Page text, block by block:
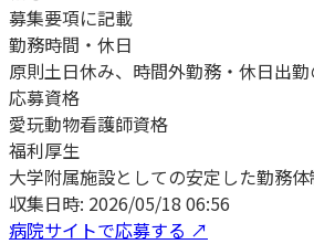
募集要項に記載
勤務時間・休日
原則土日休み、時間外勤務・休日出
応募資格
愛玩動物看護師資格
福利厚生
大学附属施設としての安定した勤務体
収集日時: 2026/05/18 06:56
病院サイトで応募する ↗